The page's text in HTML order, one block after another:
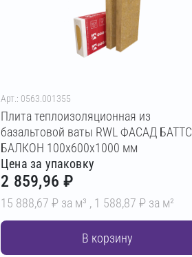
Арт.: 0563.001355
Плита теплоизоляционная из
базальтовой ваты RWL ФАСАД БАТТС
БАЛКОН 100х600х1000 мм
Цена за упаковку
2 859,96 ₽
15 888,67 ₽ за м³ , 1 588,87 ₽ за м²
В корзину